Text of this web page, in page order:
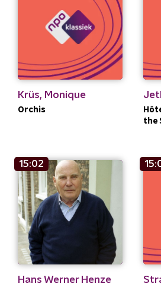
Krüs, Monique
Orchis
the
15:02
Hans Werner Henze